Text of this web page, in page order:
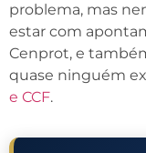
problema, mas
estar com
Cenprot, e
quase ninguém
e CCF.